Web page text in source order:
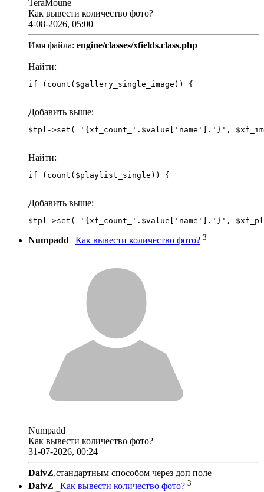
TeraMoune
Как вывести количество фото?
4-08-2026, 05:00
Имя файла: engine/classes/xfields.class.php
Найти:
if (count($gallery_single_image)) {
Добавить выше:
Найти:
if (count($playlist_single)) {
Добавить выше:
Numpadd | Как вывести количество фото? 3
Numpadd
Как вывести количество фото?
31-07-2026, 00:24
DaivZ,стандартным способом через доп поле
DaivZ | Как вывести количество фото? 3